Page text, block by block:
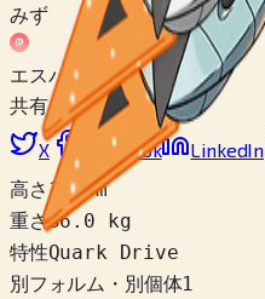
みず
エスパー
共有
X
Facebook LinkedIn
高さ1.2 m
重さ36.0 kg
特性Quark Drive
別フォルム・別個体1